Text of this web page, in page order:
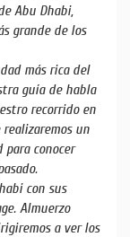
Abu Dhabi,
grande de los
más rica del
guía de habla
recorrido en
un
conocer
con sus
Almuerzo
a ver los